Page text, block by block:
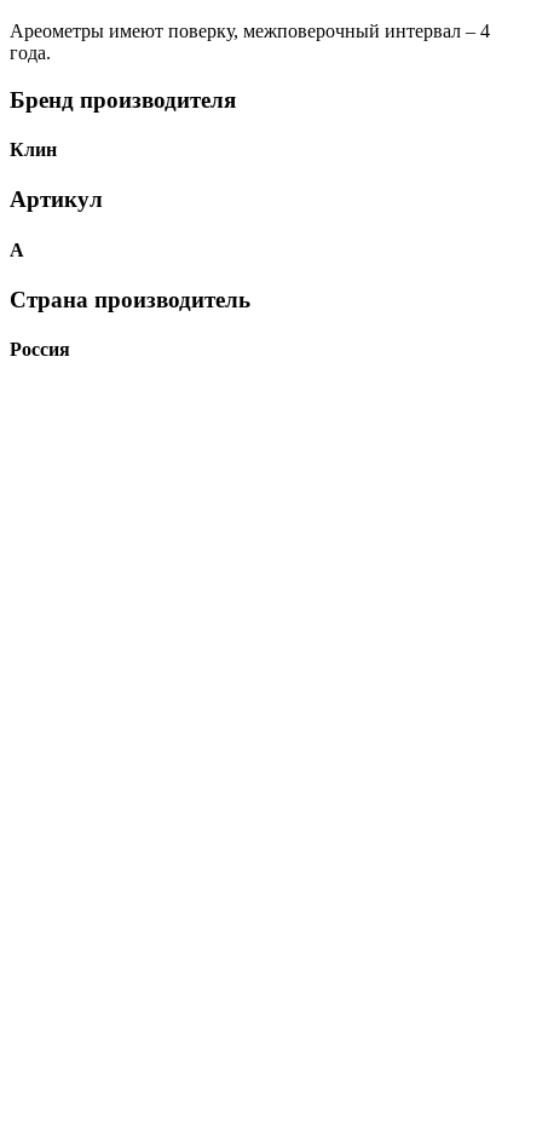
Ареометры имеют поверку, межповерочный интервал – 4
года.
Бренд производителя
Клин
Артикул
А
Страна производитель
Россия